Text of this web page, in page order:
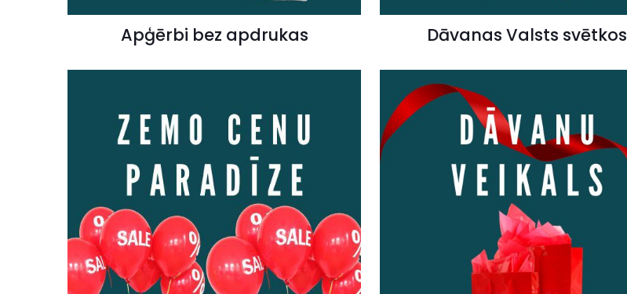
Apģērbi bez apdrukas Dāvanas Valsts svētkos